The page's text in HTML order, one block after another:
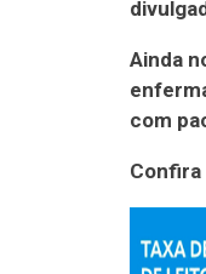
Ainda
com
Confira